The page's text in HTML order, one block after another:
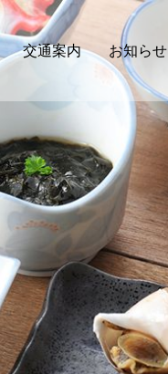
交通案内 お知らせ